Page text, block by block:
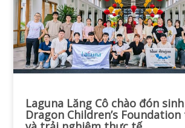
Laguna Lăng Cô chào đón
Dragon Children’s